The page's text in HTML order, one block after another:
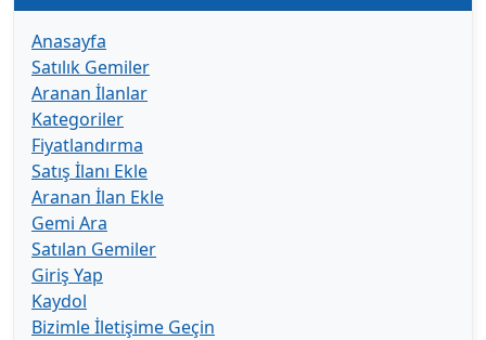
Anasayfa
Satılık Gemiler
Aranan İlanlar
Kategoriler
Fiyatlandırma
Satış İlanı Ekle
Aranan İlan Ekle
Gemi Ara
Satılan Gemiler
Giriş Yap
Kaydol
Bizimle İletişime Geçin